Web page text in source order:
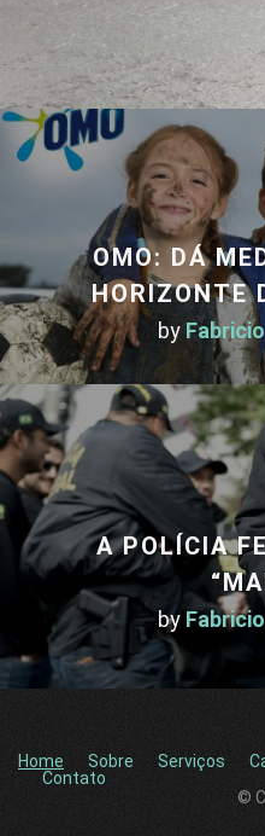
OMO: DÁ
HORIZONTE
by
A POLÍCIA
by
Home Sobre Serviços
Contato
©